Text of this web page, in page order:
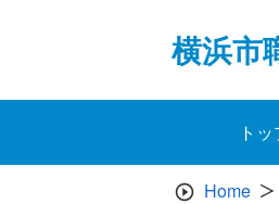
横浜市
ト
Home